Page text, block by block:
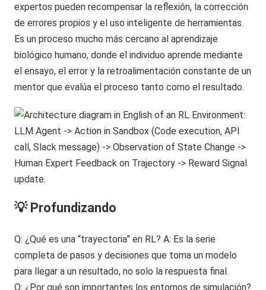
expertos pueden recompensar la reflexión, la corrección
de errores propios y el uso inteligente de herramientas.
Es un proceso mucho más cercano al aprendizaje
biológico humano, donde el individuo aprende mediante
el ensayo, el error y la retroalimentación constante de un
mentor que evalúa el proceso tanto como el resultado.
💡 Profundizando
Q: ¿Qué es una “trayectoria” en RL? A: Es la serie
completa de pasos y decisiones que toma un modelo
para llegar a un resultado, no solo la respuesta final.
Q: ¿Por qué son importantes los entornos de simulación?